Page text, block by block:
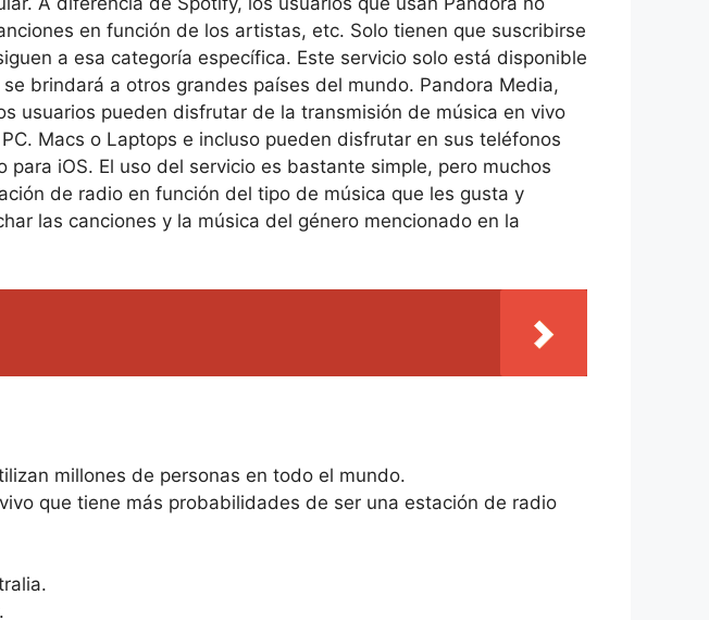
en función de los artistas, etc. Solo tienen que suscribirse
a esa categoría específica. Este servicio solo está disponible
brindará a otros grandes países del mundo. Pandora Media,
usuarios pueden disfrutar de la transmisión de música en vivo
Macs o Laptops e incluso pueden disfrutar en sus teléfonos
iOS. El uso del servicio es bastante simple, pero muchos
de radio en función del tipo de música que les gusta y
las canciones y la música del género mencionado en la
millones de personas en todo el mundo.
que tiene más probabilidades de ser una estación de radio